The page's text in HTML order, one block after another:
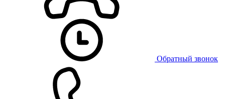
Обратный звонок